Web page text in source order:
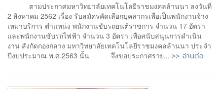
ตามประกาศมหาวิทยาลัยเทคโนโลยีราชมงคลล้านนา ลงวันที่
2 สิงหาคม 2562 เรื่อง รับสมัครคัดเลือกบุคลากรเพื่อเป็นพนักงานจ้าง
เหมาบริการ ตำแหน่ง พนักงานขับรถยนต์ราชการ จำนวน 17 อัตรา
และพนักงานขับรถไฟฟ้า จำนวน 3 อัตรา เพื่อสนับสนุนการดำเนิน
งาน สังกัดกองกลาง มหาวิทยาลัยเทคโนโลยีราชมงคลล้านนา ประจำ
ปีงบประมาณ พ.ศ.2563 นั้น จึงขอประกาศราย... >> อ่านต่อ